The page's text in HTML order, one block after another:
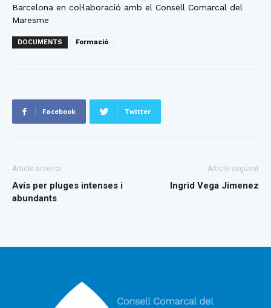
Barcelona en col·laboració amb el Consell Comarcal del
Maresme
DOCUMENTS Formació
Facebook Twitter
Article anterior
Avís per pluges intenses i
abundants
Article següent
Ingrid Vega Jimenez